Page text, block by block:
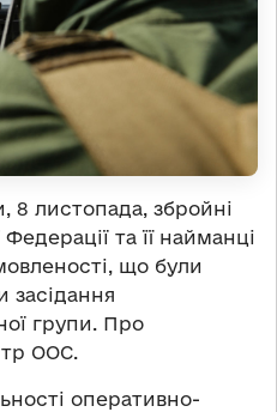
8 листопада, збройні
та її найманці
що були
засідання
групи. Про
ООС.
оперативно-